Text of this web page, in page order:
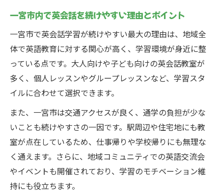
ト活用法
場選び
一宮市で個人レッスンや少人数の英会話を
体験
一宮市で英会話を続けるためのコツとは
の工夫
一宮市で無理なく英会話を続けるためのポ
イント
英会話上達を目指す一宮市民の継続実践例
を紹介
一宮市内で英会話を続けやすい理由とポイント
一宮市で英会話学習が続けやすい最大の理由は、地域全
体で英語教育に対する関心が高く、学習環境が身近に整
っている点です。大人向けや子ども向けの英会話教室が
多く、個人レッスンやグループレッスンなど、学習スタ
イルに合わせて選択できます。
また、一宮市は交通アクセスが良く、通学の負担が少な
いことも続けやすさの一因です。駅周辺や住宅地にも教
室が点在しているため、仕事帰りや学校帰りにも無理な
く通えます。さらに、地域コミュニティでの英語交流会
やイベントも開催されており、学習のモチベーション維
持にも役立ちます。